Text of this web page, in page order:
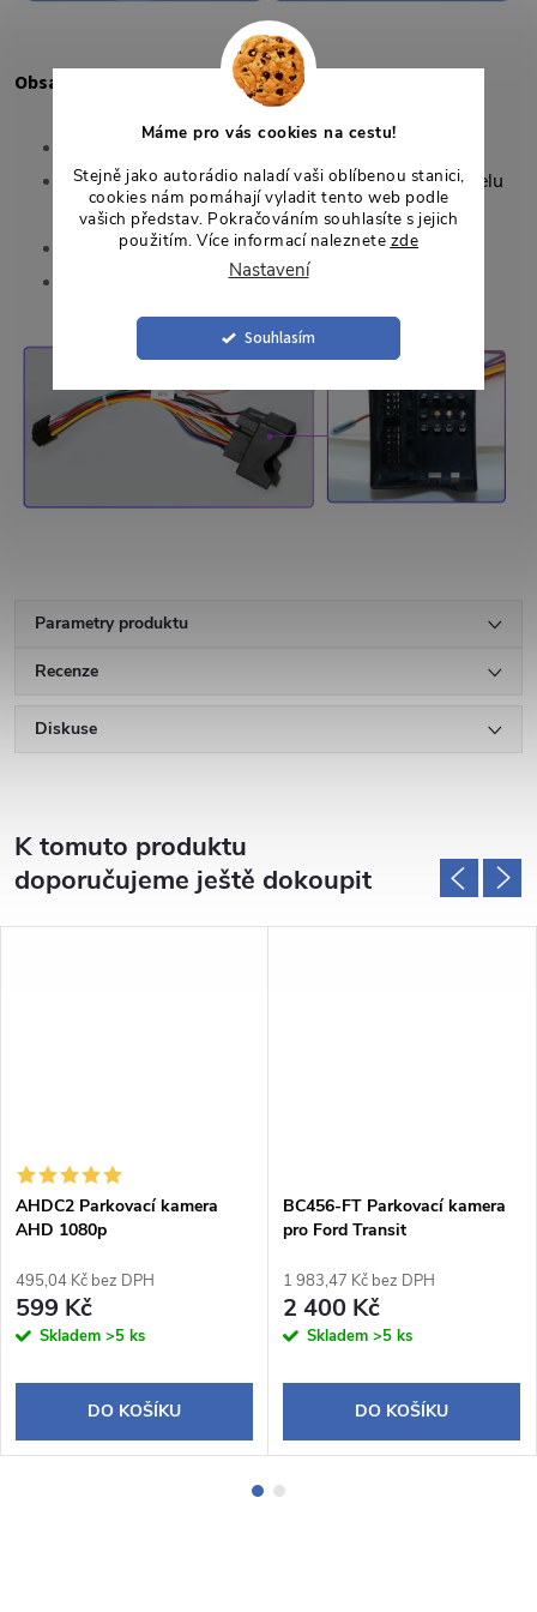
Máme pro vás cookies na cestu!
Stejně jako autorádio naladí vaši oblíbenou stanici,
cookies nám pomáhají vyladit tento web podle
vašich představ. Pokračováním souhlasíte s jejich
použitím. Více informací naleznete zde
Nastavení
Souhlasím
Obsah balení
Rámeček pro 9" autorádio,
Redukční rámeček pro uchycení autorádia do panelu
vozidla,
Napájecí kabel,
ISO-DIN redukce na anténu FM rádia.
Parametry produktu
Recenze
Diskuse
K tomuto produktu
doporučujeme ještě dokoupit
AHDC2 Parkovací kamera
AHD 1080p
495,04 Kč bez DPH
599 Kč
Skladem >5 ks
DO KOŠÍKU
BC456-FT Parkovací kamera
pro Ford Transit
1 983,47 Kč bez DPH
2 400 Kč
Skladem >5 ks
DO KOŠÍKU